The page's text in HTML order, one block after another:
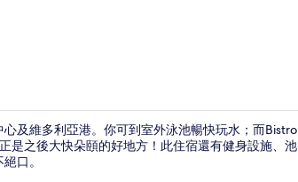
及維多利亞港。你可到室外泳池暢快玩水；而Bistro
是之後大快朵頤的好地方！此住宿還有健身設施、池
口。